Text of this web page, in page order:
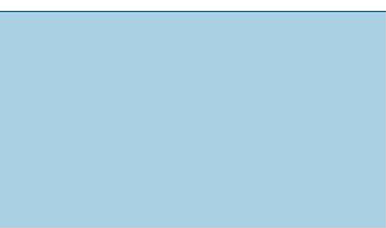
leur agilité, leur...